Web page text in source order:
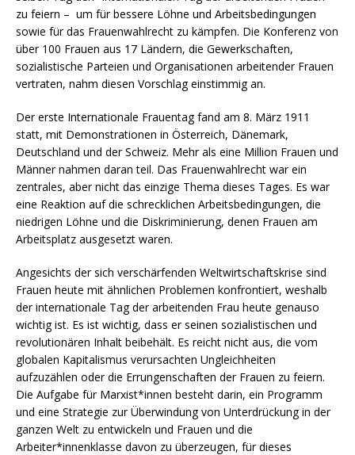
zu feiern – um für bessere Löhne und Arbeitsbedingungen
sowie für das Frauenwahlrecht zu kämpfen. Die Konferenz von
über 100 Frauen aus 17 Ländern, die Gewerkschaften,
sozialistische Parteien und Organisationen arbeitender Frauen
vertraten, nahm diesen Vorschlag einstimmig an.
Der erste Internationale Frauentag fand am 8. März 1911
statt, mit Demonstrationen in Österreich, Dänemark,
Deutschland und der Schweiz. Mehr als eine Million Frauen und
Männer nahmen daran teil. Das Frauenwahlrecht war ein
zentrales, aber nicht das einzige Thema dieses Tages. Es war
eine Reaktion auf die schrecklichen Arbeitsbedingungen, die
niedrigen Löhne und die Diskriminierung, denen Frauen am
Arbeitsplatz ausgesetzt waren.
Angesichts der sich verschärfenden Weltwirtschaftskrise sind
Frauen heute mit ähnlichen Problemen konfrontiert, weshalb
der internationale Tag der arbeitenden Frau heute genauso
wichtig ist. Es ist wichtig, dass er seinen sozialistischen und
revolutionären Inhalt beibehält. Es reicht nicht aus, die vom
globalen Kapitalismus verursachten Ungleichheiten
aufzuzählen oder die Errungenschaften der Frauen zu feiern.
Die Aufgabe für Marxist*innen besteht darin, ein Programm
und eine Strategie zur Überwindung von Unterdrückung in der
ganzen Welt zu entwickeln und Frauen und die
Arbeiter*innenklasse davon zu überzeugen, für dieses